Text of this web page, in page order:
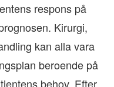
respons på
Kirurgi,
kan alla vara
beroende på
behov. Efter